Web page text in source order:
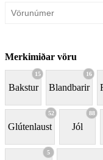
Merkimiðar vöru
15
Bakstur
16
Blandbarir
52
Glútenlaust
88
Jól
5